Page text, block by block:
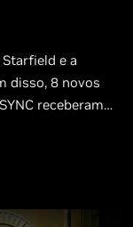
e a
disso, 8 novos
receberam